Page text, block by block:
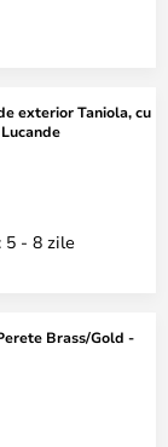
exterior Taniola, cu
5 - 8 zile
Brass/Gold -